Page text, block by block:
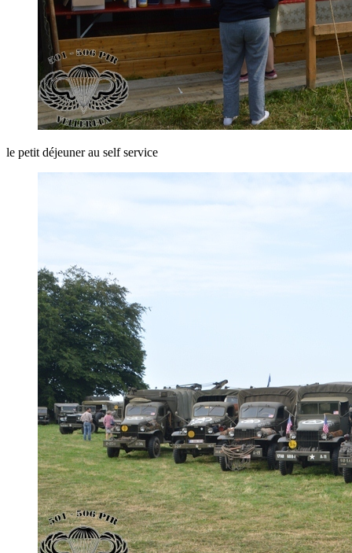
le petit déjeuner au self service